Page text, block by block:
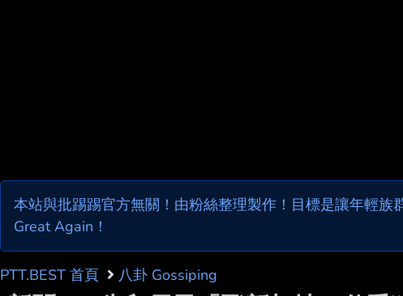
本站與批踢踢官方無關！由粉絲整理製作！目標是讓年輕族
Great Again！
PTT.BEST 首頁 八卦 Gossiping